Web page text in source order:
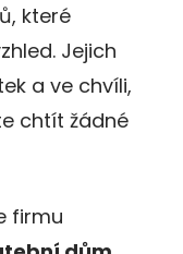
které
Jejich
a ve chvíli,
chtít žádné
firmu